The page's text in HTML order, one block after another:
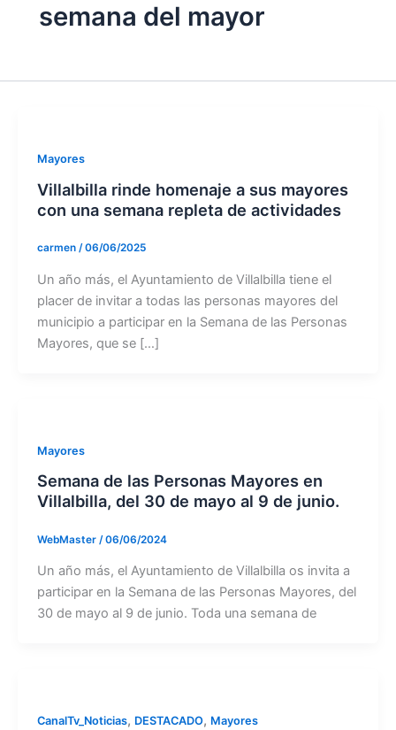
semana del mayor
Mayores
Villalbilla rinde homenaje a sus mayores
con una semana repleta de actividades
carmen /06/06/2025
Un año más, el Ayuntamiento de Villalbilla tiene el
placer de invitar a todas las personas mayores del
municipio a participar en la Semana de las Personas
Mayores, que se […]
Mayores
Semana de las Personas Mayores en
Villalbilla, del 30 de mayo al 9 de junio.
WebMaster /06/06/2024
Un año más, el Ayuntamiento de Villalbilla os invita a
participar en la Semana de las Personas Mayores, del
30 de mayo al 9 de junio. Toda una semana de
CanalTv_Noticias, DESTACADO, Mayores